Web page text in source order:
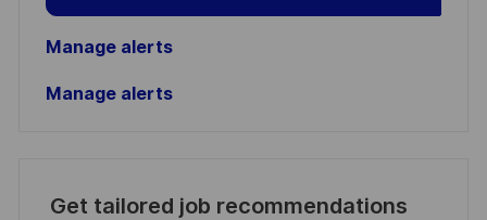
Manage alerts
Manage alerts
Get tailored job recommendations